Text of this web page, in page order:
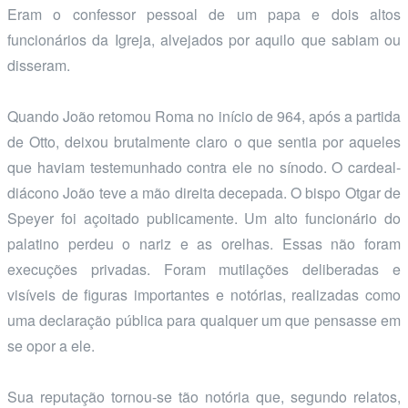
Eram o confessor pessoal de um papa e dois altos
funcionários da Igreja, alvejados por aquilo que sabiam ou
disseram.
Quando João retomou Roma no início de 964, após a partida
de Otto, deixou brutalmente claro o que sentia por aqueles
que haviam testemunhado contra ele no sínodo. O cardeal-
diácono João teve a mão direita decepada. O bispo Otgar de
Speyer foi açoitado publicamente. Um alto funcionário do
palatino perdeu o nariz e as orelhas. Essas não foram
execuções privadas. Foram mutilações deliberadas e
visíveis de figuras importantes e notórias, realizadas como
uma declaração pública para qualquer um que pensasse em
se opor a ele.
Sua reputação tornou-se tão notória que, segundo relatos,